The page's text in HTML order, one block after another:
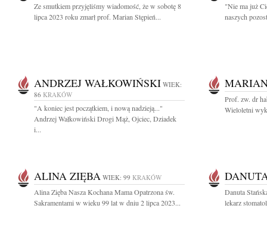
Ze smutkiem przyjęliśmy wiadomość, że w sobotę 8
lipca 2023 roku zmarł prof. Marian Stępień...
"Nie ma już
naszych
ANDRZEJ WAŁKOWIŃSKI WIEK:
86 KRAKÓW
"A koniec jest początkiem, i nową nadzieją..."
Andrzej Wałkowiński Drogi Mąż, Ojciec, Dziadek
i...
Prof. zw. dr
Wieloletni
ALINA ZIĘBA WIEK: 99 KRAKÓW
Alina Zięba Nasza Kochana Mama Opatrzona św.
Sakramentami w wieku 99 lat w dniu 2 lipca 2023...
Danuta
lekarz